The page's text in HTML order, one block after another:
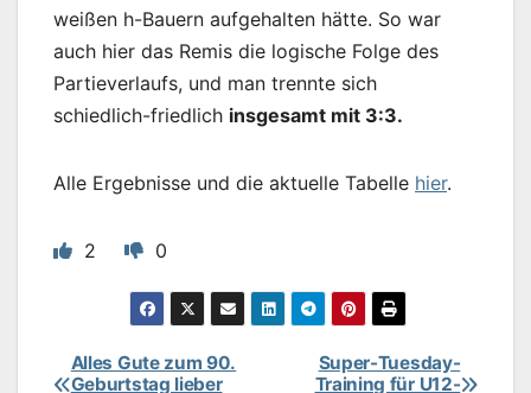
weißen h-Bauern aufgehalten hätte. So war
auch hier das Remis die logische Folge des
Partieverlaufs, und man trennte sich
schiedlich-friedlich insgesamt mit 3:3.
Alle Ergebnisse und die aktuelle Tabelle hier.
2 0
BeitragsnavigationSuper-Tuesday-
Training für U12-
Alles Gute zum 90.
Geburtstag lieber